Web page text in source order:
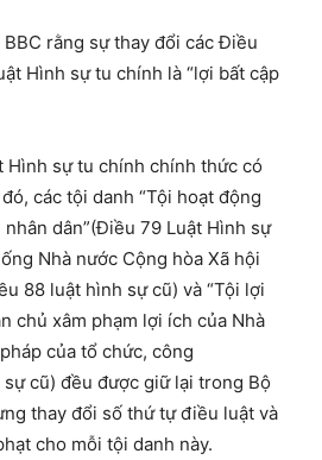
rằng sự thay đổi các Điều
Hình sự tu chính là “lợi bất cập
Hình sự tu chính chính thức có
các tội danh “Tội hoạt động
dân”(Điều 79 Luật Hình sự
Nhà nước Cộng hòa Xã hội
88 luật hình sự cũ) và “Tội lợi
chủ xâm phạm lợi ích của Nhà
của tổ chức, công
cũ) đều được giữ lại trong Bộ
thay đổi số thứ tự điều luật và
cho mỗi tội danh này.